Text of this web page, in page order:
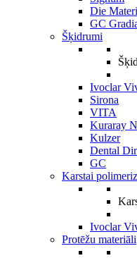
Die
GC
Šķidrumi
Ivoclar
Sirona
VITA
Kuraray
Kulzer
Dental
GC
Karstai
Ivoclar
Protēžu materiāli